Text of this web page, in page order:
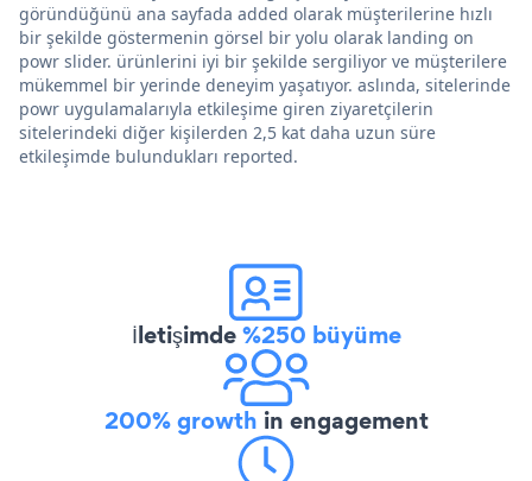
göründüğünü ana sayfada added olarak müşterilerine hızlı
bir şekilde göstermenin görsel bir yolu olarak landing on
powr slider. ürünlerini iyi bir şekilde sergiliyor ve müşterilere
mükemmel bir yerinde deneyim yaşatıyor. aslında, sitelerinde
powr uygulamalarıyla etkileşime giren ziyaretçilerin
sitelerindeki diğer kişilerden 2,5 kat daha uzun süre
etkileşimde bulundukları reported.
İletişimde%250 büyüme
200% growth in engagement